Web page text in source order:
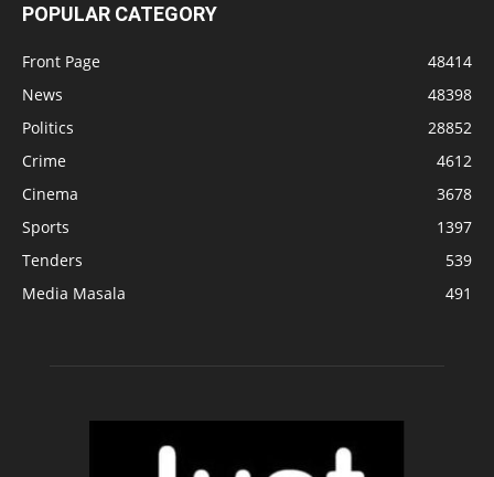
POPULAR CATEGORY
Front Page
48414
News
48398
Politics
28852
Crime
4612
Cinema
3678
Sports
1397
Tenders
539
Media Masala
491